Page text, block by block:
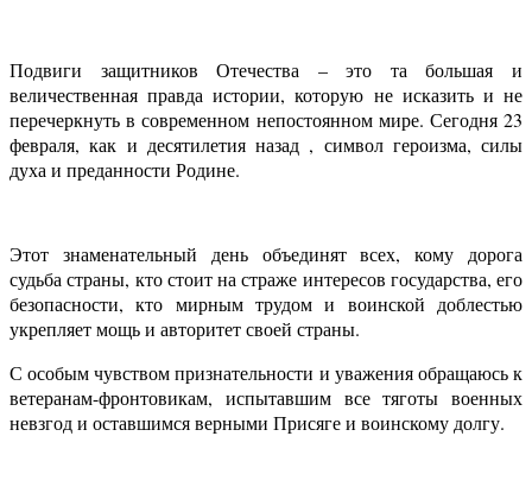
Подвиги защитников Отечества – это та большая и
величественная правда истории, которую не исказить и не
перечеркнуть в современном непостоянном мире. Сегодня 23
февраля, как и десятилетия назад , символ героизма, силы
духа и преданности Родине.
Этот знаменательный день объединят всех, кому дорога
судьба страны, кто стоит на страже интересов государства, его
безопасности, кто мирным трудом и воинской доблестью
укрепляет мощь и авторитет своей страны.
С особым чувством признательности и уважения обращаюсь к
ветеранам-фронтовикам, испытавшим все тяготы военных
невзгод и оставшимся верными Присяге и воинскому долгу.